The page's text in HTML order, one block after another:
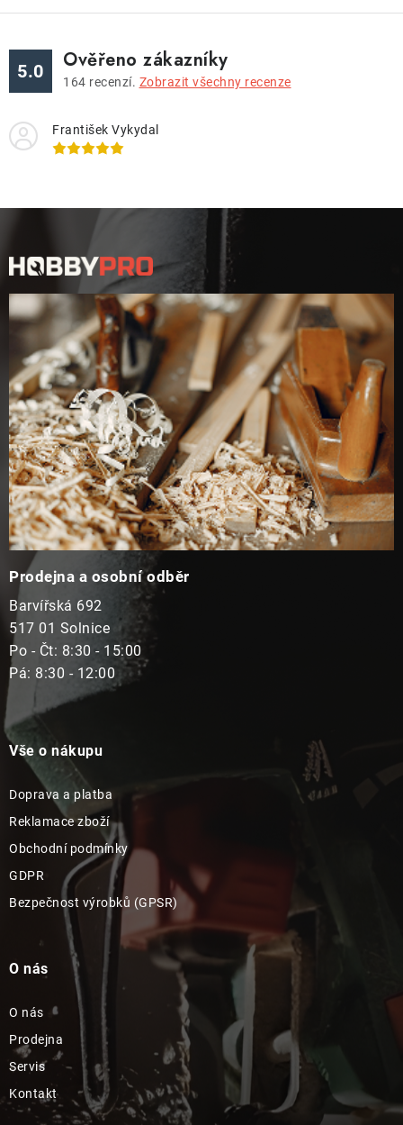
5.0 Ověřeno zákazníky
164 recenzí. Zobrazit všechny recenze
František Vykydal
p
a
Prodejna a osobní odběr
Barvířská 692
517 01 Solnice
Po - Čt: 8:30 - 15:00
Pá: 8:30 - 12:00
Vše o nákupu
Doprava a platba
Reklamace zboží
Obchodní podmínky
GDPR
Bezpečnost výrobků (GPSR)
O nás
O nás
Prodejna
Servis
Kontakt